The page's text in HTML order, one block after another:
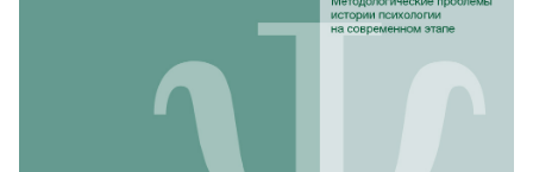
Квитанция для оплаты через Сбербанк
Образец платежного поручения
розницу журналы продаются в двух торговых точках:
Университетском книжном магазине "БукВышка" по